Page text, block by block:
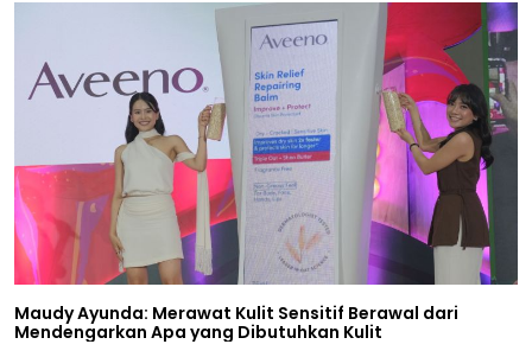
Maudy Ayunda: Merawat Kulit Sensitif Berawal dari
Mendengarkan Apa yang Dibutuhkan Kulit